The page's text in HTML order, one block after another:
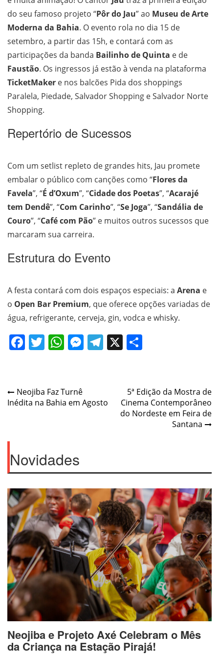
do seu famoso projeto “Pôr do Jau” ao Museu de Arte
Moderna da Bahia. O evento rola no dia 15 de
setembro, a partir das 15h, e contará com as
participações da banda Bailinho de Quinta e de
Faustão. Os ingressos já estão à venda na plataforma
TicketMaker e nos balcões Pida dos shoppings
Paralela, Piedade, Salvador Shopping e Salvador Norte
Shopping.
Repertório de Sucessos
Com um setlist repleto de grandes hits, Jau promete
embalar o público com canções como “Flores da
Favela”, “É d’Oxum”, “Cidade dos Poetas”, “Acarajé
tem Dendê”, “Com Carinho”, “Se Joga”, “Sandália de
Couro”, “Café com Pão” e muitos outros sucessos que
marcaram sua carreira.
Estrutura do Evento
A festa contará com dois espaços especiais: a Arena e
o Open Bar Premium, que oferece opções variadas de
água, refrigerante, cerveja, gin, vodca e whisky.
Facebook
Twitter
WhatsApp
Messenger
Telegram
X
Post
navigation
Neojiba Faz Turnê
Inédita na Bahia em Agosto
5ª Edição da Mostra de
Cinema Contemporâneo
do Nordeste em Feira de
Santana
Novidades
Neojiba e Projeto Axé Celebram o Mês
da Criança na Estação Pirajá!